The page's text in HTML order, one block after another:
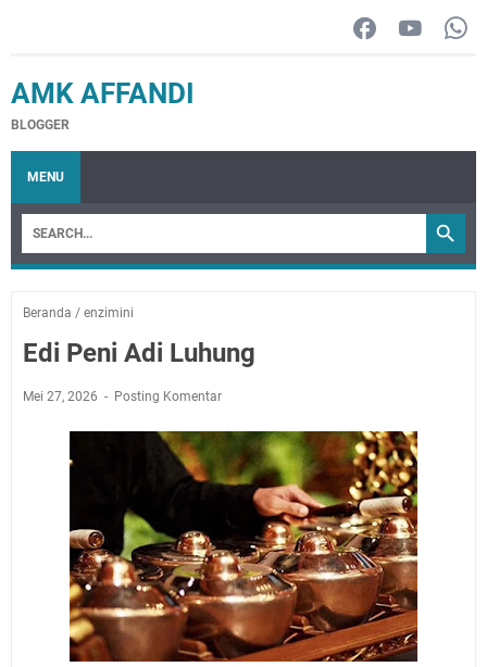
AMK AFFANDI
BLOGGER
MENU
Beranda / enzimini
Edi Peni Adi Luhung
Mei 27, 2026 Posting Komentar